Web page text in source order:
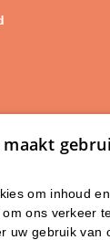
om inhoud
ons verkeer
uw gebruik van